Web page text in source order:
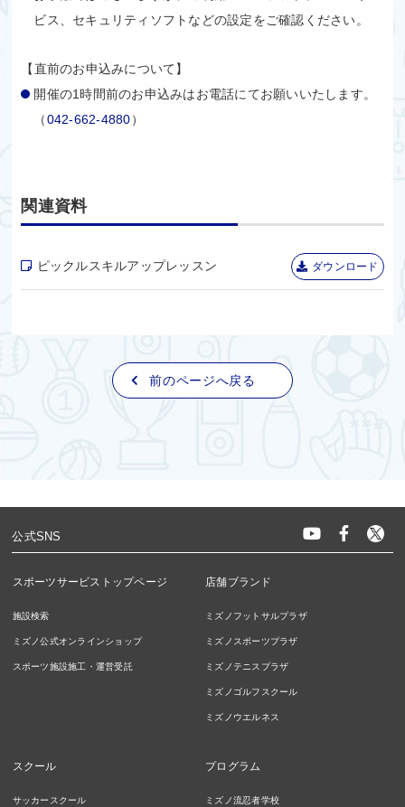
ビス、セキュリティソフトなどの設定をご確認ください。
【直前のお申込みについて】
開催の1時間前のお申込みはお電話にてお願いいたします。
（042-662-4880）
関連資料
ピックルスキルアップレッスン ダウンロード
前のページへ戻る
公式SNS
スポーツサービストップページ
施設検索
ミズノ公式オンラインショップ
スポーツ施設施工・運営受託
店舗ブランド
ミズノフットサルプラザ
ミズノスポーツプラザ
ミズノテニスプラザ
ミズノゴルフスクール
ミズノウエルネス
スクール
サッカースクール
プログラム
ミズノ流忍者学校